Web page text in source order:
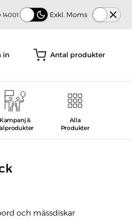
in Antal produkter
Kampanj&
Alla
Produkter
Exkl. Moms
Tema
14001
och mässdiskar